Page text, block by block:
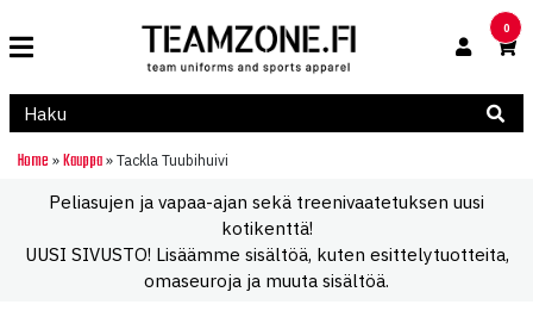
0
Home » Kauppa » Tackla Tuubihuivi
Peliasujen ja vapaa-ajan sekä treenivaatetuksen uusi
kotikenttä!
UUSI SIVUSTO! Lisäämme sisältöä, kuten esittelytuotteita,
omaseuroja ja muuta sisältöä.